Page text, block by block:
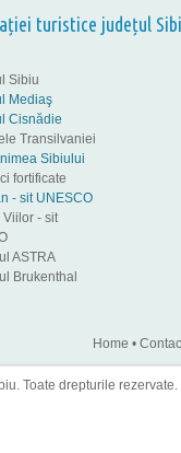
turistice județul
Sibiu
Mediaş
Cisnădie
Transilvaniei
Sibiului
fortificate
- sit UNESCO
Viilor - sit
ASTRA
Brukenthal
Home •
Toate drepturile rezervate.